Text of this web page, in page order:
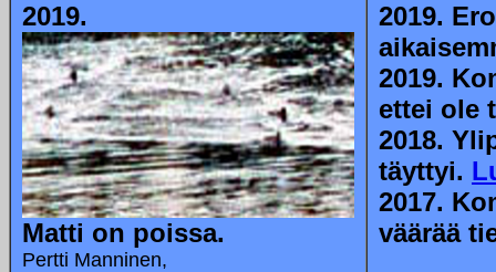
2019.
Matti on poissa.
Pertti Manninen,
2019.
2019.
ettei ole
2018.
täyttyi.
2017.
väärää